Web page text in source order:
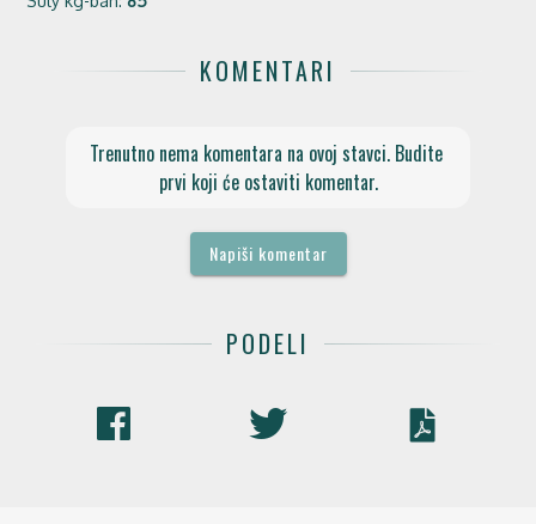
KOMENTARI
Trenutno nema komentara na ovoj stavci. Budite
prvi koji će ostaviti komentar.
Napiši komentar
PODELI